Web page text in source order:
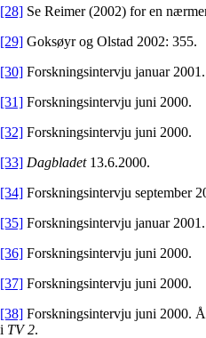
[28] Se Reimer (2002) for en
[29] Goksøyr og Olstad 2002: 355.
[30] Forskningsintervju januar 2001.
[31] Forskningsintervju juni 2000.
[32] Forskningsintervju juni 2000.
[33] Dagbladet13.6.2000.
[34] Forskningsintervju september
[35] Forskningsintervju januar 2001.
[36] Forskningsintervju juni 2000.
[37] Forskningsintervju juni 2000.
[38] Forskningsintervju juni 2000.
i TV 2.